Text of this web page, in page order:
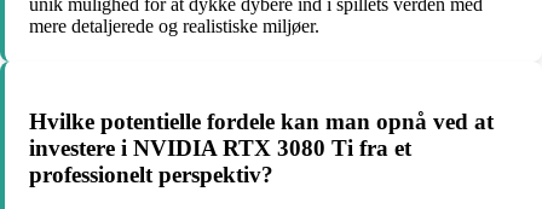
mere detaljerede og realistiske miljøer.
Hvilke potentielle fordele kan man opnå ved at
investere i NVIDIA RTX 3080 Ti fra et
professionelt perspektiv?